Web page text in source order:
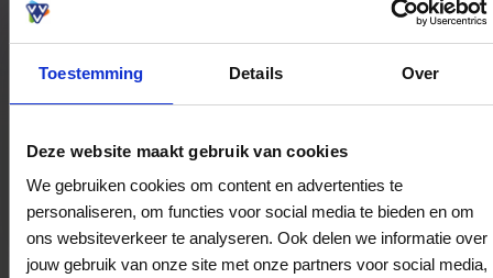
Toestemming Details Over
Deze website maakt gebruik van cookies
We gebruiken cookies om content en advertenties te
personaliseren, om functies voor social media te bieden en om
ons websiteverkeer te analyseren. Ook delen we informatie over
jouw gebruik van onze site met onze partners voor social media,
Gevonden bestedingslocaties
Weltevreden Juweliers
Stuijvenburchstraat 153
6961CV Eerbeek